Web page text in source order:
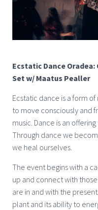
Ecstatic Dance Oradea:
Set w/ Maatus Pealler
Ecstatic dance is a form
to move consciously and
music. Dance is an
Through dance we
we heal ourselves.
The event begins with a
up and connect with
are in and with the
plant and its ability to